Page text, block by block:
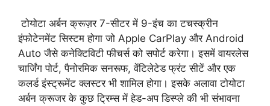
टोयोटा अर्बन क्रूज़र 7-सीटर में 9-इंच का टचस्क्रीन
इंफोटेनमेंट सिस्टम होगा जो Apple CarPlay और Android
Auto जैसे कनेक्टिविटी फीचर्स को सपोर्ट करेगा। इसमें वायरलेस
चार्जिंग पोर्ट, पैनोरमिक सनरूफ, वेंटिलेटेड फ्रंट सीटें और एक
कलर्ड इंस्ट्रूमेंट क्लस्टर भी शामिल होगा। इसके अलावा टोयोटा
अर्बन क्रूजर के कुछ ट्रिम्स में हेड-अप डिस्प्ले की भी संभावना